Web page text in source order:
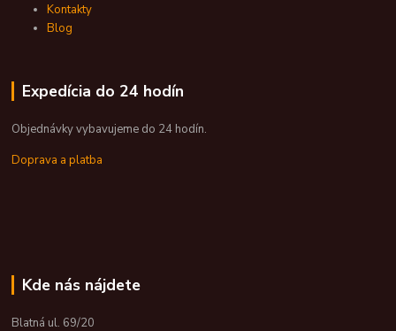
Kontakty
Blog
Expedícia do 24 hodín
Objednávky vybavujeme do 24 hodín.
Doprava a platba
Kde nás nájdete
Blatná ul. 69/20